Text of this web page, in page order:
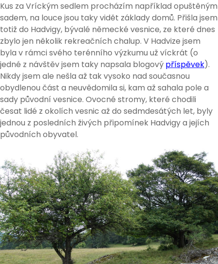
Kus za Vríckým sedlem procházím například opuštěným
sadem, na louce jsou taky vidět základy domů. Přišla jsem
totiž do Hadvigy, bývalé německé vesnice, ze které dnes
zbylo jen několik rekreačních chalup. V Hadvize jsem
byla v rámci svého terénního výzkumu už víckrát (o
jedné z návštěv jsem taky napsala blogový příspěvek).
Nikdy jsem ale nešla až tak vysoko nad současnou
obydlenou část a neuvědomila si, kam až sahala pole a
sady původní vesnice. Ovocné stromy, které chodili
česat lidé z okolích vesnic až do sedmdesátých let, byly
jednou z posledních živých připomínek Hadvigy a jejích
původních obyvatel.